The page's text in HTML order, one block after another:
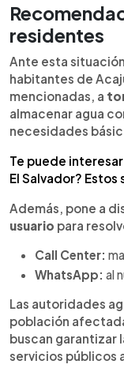
residentes
Ante esta
habitantes de
mencionadas, a
almacenar agua
necesidades
Te puede
El Salvador?
Además, pone a
usuario para
Call Center:
WhatsApp: al
Las autoridades
población
buscan garantizar
servicios públicos